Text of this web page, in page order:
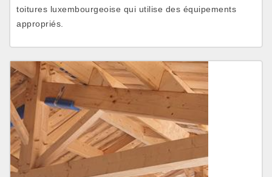
toitures luxembourgeoise qui utilise des équipements
appropriés.